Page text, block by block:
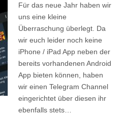
Für das neue Jahr haben wir
uns eine kleine
Überraschung überlegt. Da
wir euch leider noch keine
iPhone / iPad App neben der
bereits vorhandenen Android
App bieten können, haben
wir einen Telegram Channel
eingerichtet über diesen ihr
ebenfalls stets…